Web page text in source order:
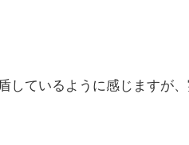
しているように感じますが